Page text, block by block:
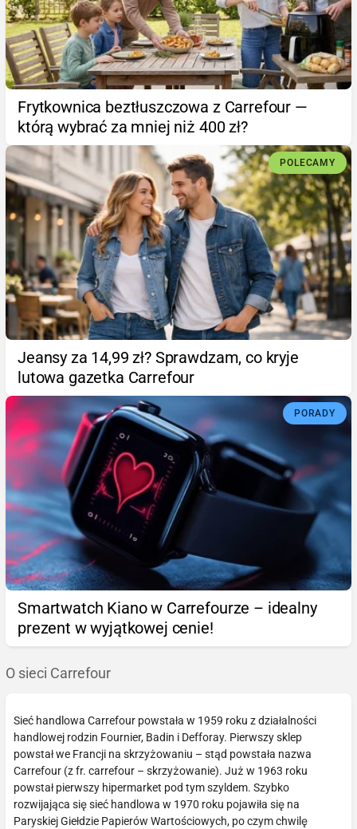
Frytkownica beztłuszczowa z Carrefour —
którą wybrać za mniej niż 400 zł?
POLECAMY
Jeansy za 14,99 zł? Sprawdzam, co kryje
lutowa gazetka Carrefour
PORADY
Smartwatch Kiano w Carrefourze – idealny
prezent w wyjątkowej cenie!
O sieci Carrefour
Sieć handlowa Carrefour powstała w 1959 roku z działalności
handlowej rodzin Fournier, Badin i Defforay. Pierwszy sklep
powstał we Francji na skrzyżowaniu – stąd powstała nazwa
Carrefour (z fr. carrefour – skrzyżowanie). Już w 1963 roku
powstał pierwszy hipermarket pod tym szyldem. Szybko
rozwijająca się sieć handlowa w 1970 roku pojawiła się na
Paryskiej Giełdzie Papierów Wartościowych, po czym chwilę